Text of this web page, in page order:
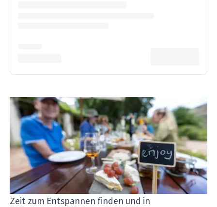
Entspanntes Reisen mit ein bisschen mehr
Luxus
Auf unseren Comfort Reisen kannst du Land und
Leute auf entspannte und bequeme Weise
entdecken, mit einem kleinen Hauch von Luxus,
der deine Reise noch schöner macht. Du wirst viel
Zeit zum Entspannen finden und in